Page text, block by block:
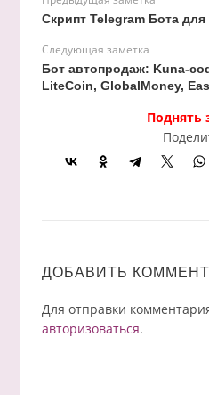
Скрипт Telegram Бота
Следующая заметка
Бот автопродаж: Kuna-
LiteCoin, GlobalMoney,
Поднять
ДОБАВИТЬ
Для отправки
авторизоваться.